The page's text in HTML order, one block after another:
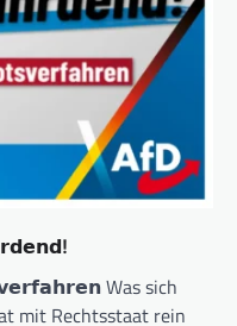
Was sich
mit Rechtsstaat rein